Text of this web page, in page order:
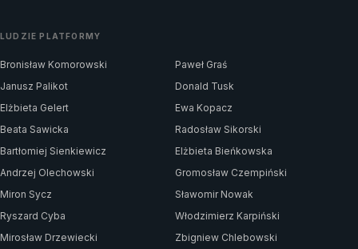
LUDZIE PLATFORMY
Bronisław Komorowski
Paweł Graś
Janusz Palikot
Donald Tusk
Elżbieta Gelert
Ewa Kopacz
Beata Sawicka
Radosław Sikorski
Bartłomiej Sienkiewicz
Elżbieta Bieńkowska
Andrzej Olechowski
Gromosław Czempiński
Miron Sycz
Sławomir Nowak
Ryszard Cyba
Włodzimierz Karpiński
Mirosław Drzewiecki
Zbigniew Chlebowski